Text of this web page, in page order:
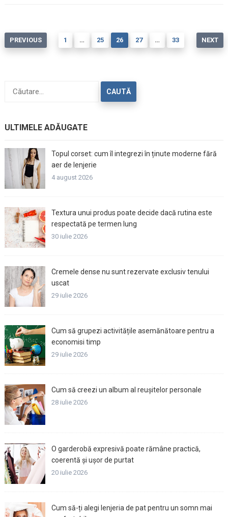
Paginație
articole
PREVIOUS 1 … 25 26 27 … 33 NEXT
după:
ULTIMELE ADĂUGATE
Topul corset: cum îl integrezi în ținute moderne fără
aer de lenjerie
4 august 2026
Textura unui produs poate decide dacă rutina este
respectată pe termen lung
30 iulie 2026
Cremele dense nu sunt rezervate exclusiv tenului
uscat
29 iulie 2026
Cum să grupezi activitățile asemănătoare pentru a
economisi timp
29 iulie 2026
Cum să creezi un album al reușitelor personale
28 iulie 2026
O garderobă expresivă poate rămâne practică,
coerentă și ușor de purtat
20 iulie 2026
Cum să-ți alegi lenjeria de pat pentru un somn mai